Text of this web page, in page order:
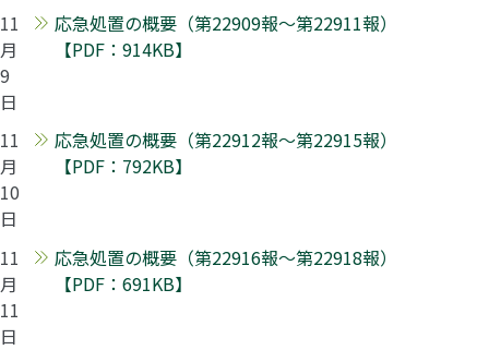
11
月
9
日
応急処置の概要（第22909報～第22911報）
【PDF：914KB】
11
月
10
日
応急処置の概要（第22912報～第22915報）
【PDF：792KB】
11
月
11
日
応急処置の概要（第22916報～第22918報）
【PDF：691KB】